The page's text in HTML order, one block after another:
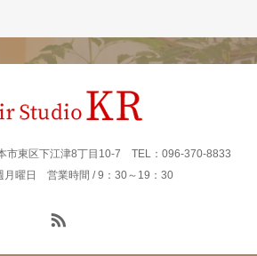
市東区下江津8丁目10-7 TEL：096-370-8833
月曜日 営業時間 / 9：30～19：30